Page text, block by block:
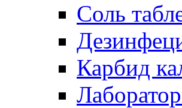
Соль
Карбид